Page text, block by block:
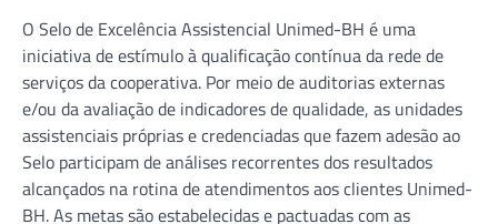
O Selo de Excelência Assistencial Unimed-BH é uma
iniciativa de estímulo à qualificação contínua da rede de
serviços da cooperativa. Por meio de auditorias externas
e/ou da avaliação de indicadores de qualidade, as unidades
assistenciais próprias e credenciadas que fazem adesão ao
Selo participam de análises recorrentes dos resultados
alcançados na rotina de atendimentos aos clientes Unimed-
BH. As metas são estabelecidas e pactuadas com as